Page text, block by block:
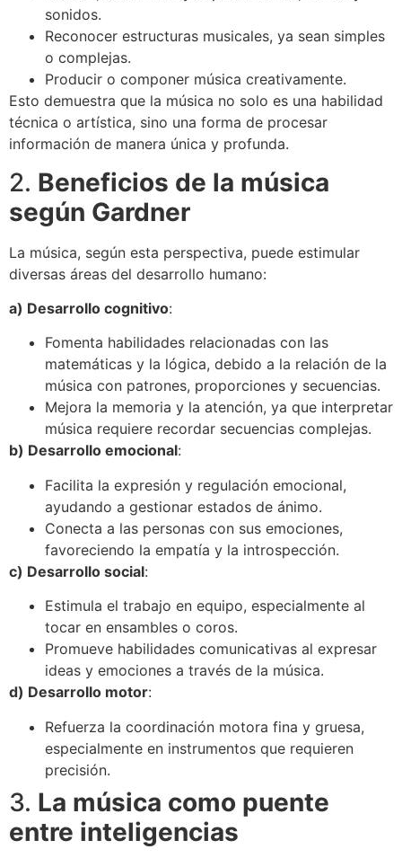
sonidos.
Reconocer estructuras musicales, ya sean simples
o complejas.
Producir o componer música creativamente.
Esto demuestra que la música no solo es una habilidad
técnica o artística, sino una forma de procesar
información de manera única y profunda.
2. Beneficios de la música
según Gardner
La música, según esta perspectiva, puede estimular
diversas áreas del desarrollo humano:
a) Desarrollo cognitivo:
Fomenta habilidades relacionadas con las
matemáticas y la lógica, debido a la relación de la
música con patrones, proporciones y secuencias.
Mejora la memoria y la atención, ya que interpretar
música requiere recordar secuencias complejas.
b) Desarrollo emocional:
Facilita la expresión y regulación emocional,
ayudando a gestionar estados de ánimo.
Conecta a las personas con sus emociones,
favoreciendo la empatía y la introspección.
c) Desarrollo social:
Estimula el trabajo en equipo, especialmente al
tocar en ensambles o coros.
Promueve habilidades comunicativas al expresar
ideas y emociones a través de la música.
d) Desarrollo motor:
Refuerza la coordinación motora fina y gruesa,
especialmente en instrumentos que requieren
precisión.
3. La música como puente
entre inteligencias